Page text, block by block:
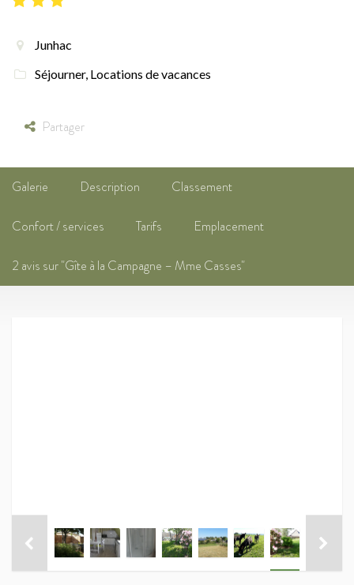
Junhac
Séjourner, Locations de vacances
Partager
Galerie Description Classement
Confort / services Tarifs Emplacement
2 avis sur "Gîte à la Campagne – Mme Casses"